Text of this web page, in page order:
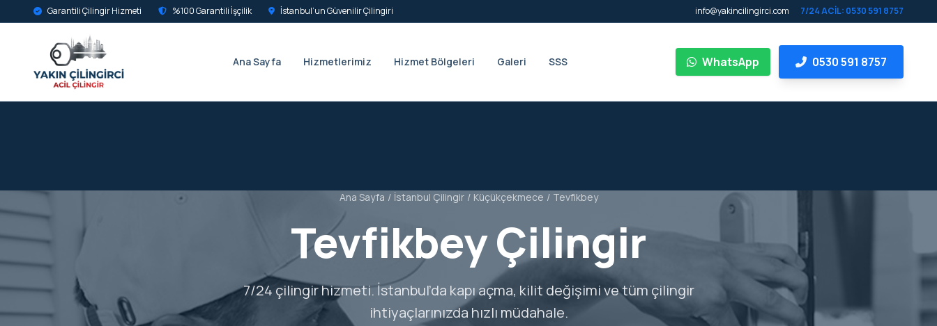
Garantili Çilingir Hizmeti %100 Garantili İşçilik İstanbul’un Güvenilir Çilingiri info@yakincilingirci.com 7/24 ACİL: 0530 591 8757
Ana Sayfa Hizmetlerimiz Hizmet Bölgeleri Galeri SSS WhatsApp 0530 591 8757
Ana Sayfa / İstanbul Çilingir / Küçükçekmece / Tevfikbey
Tevfikbey Çilingir
7/24 çilingir hizmeti. İstanbul’da kapı açma, kilit değişimi ve tüm çilingir
ihtiyaçlarınızda hızlı müdahale.